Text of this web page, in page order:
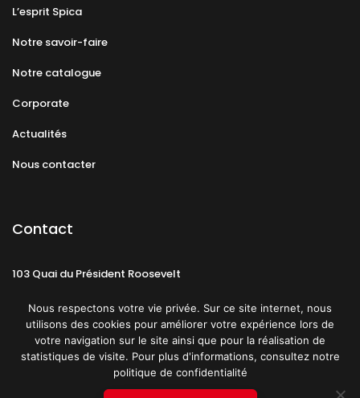
L’esprit Spica
Notre savoir-faire
Notre catalogue
Corporate
Actualités
Nous contacter
Contact
103 Quai du Président Roosevelt
CGU Politique de confidentialité
Nous respectons votre vie privée. Sur ce site internet, nous
utilisons des cookies pour améliorer votre expérience lors de
votre navigation sur le site ainsi que pour la réalisation de
statistiques de visite. Pour plus d'informations, consultez notre
politique de confidentialité